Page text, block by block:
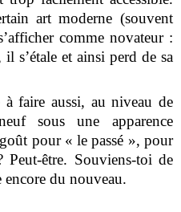
art moderne (souvent
comme novateur :
s’étale et ainsi perd de sa
faire aussi, au niveau de
sous une apparence
pour « le passé », pour
Peut-être. Souviens-toi de
encore du nouveau.